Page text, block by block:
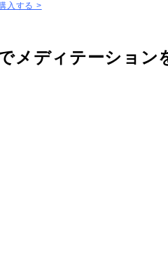
入する >
メディテーション